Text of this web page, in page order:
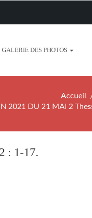
GALERIE DES PHOTOS
Accueil
2021 DU 21 MAI 2
: 1-17.